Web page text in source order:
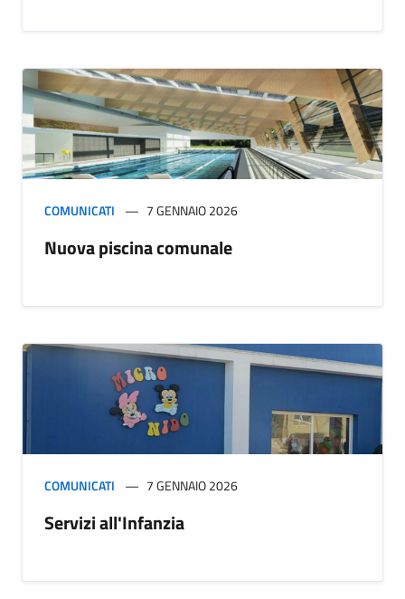
COMUNICATI 7 GENNAIO 2026
Nuova piscina comunale
COMUNICATI 7 GENNAIO 2026
Servizi all'Infanzia